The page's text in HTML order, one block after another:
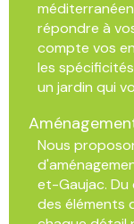
répondre à
compte vos
les
un jardin qui
Nous
et-Gaujac. Du
des éléments